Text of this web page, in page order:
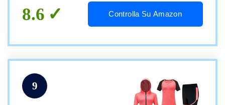
8.6 Controlla Su Amazon
9